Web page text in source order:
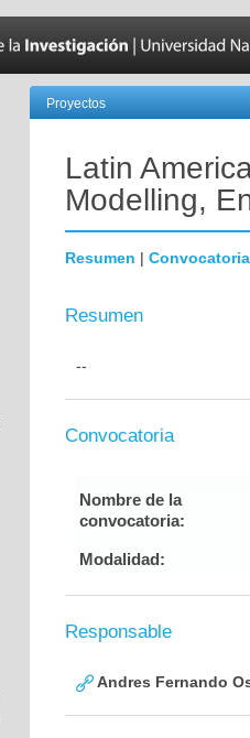
Proyectos
Latin
Modelling,
Resumen | Convocatoria
Resumen
--
Convocatoria
Nombre de la
convocatoria:
Modalidad:
Responsable
Andres Fernando